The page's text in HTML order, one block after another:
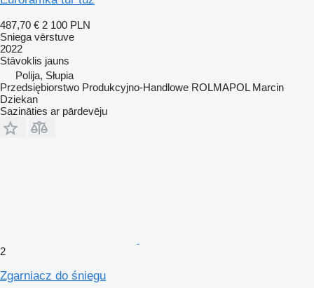
487,70 € 2 100 PLN
Sniega vērstuve
2022
Stāvoklis jauns
Polija, Słupia
Przedsiębiorstwo Produkcyjno-Handlowe ROLMAPOL Marcin
Dziekan
Sazināties ar pārdevēju
2
Zgarniacz do śniegu